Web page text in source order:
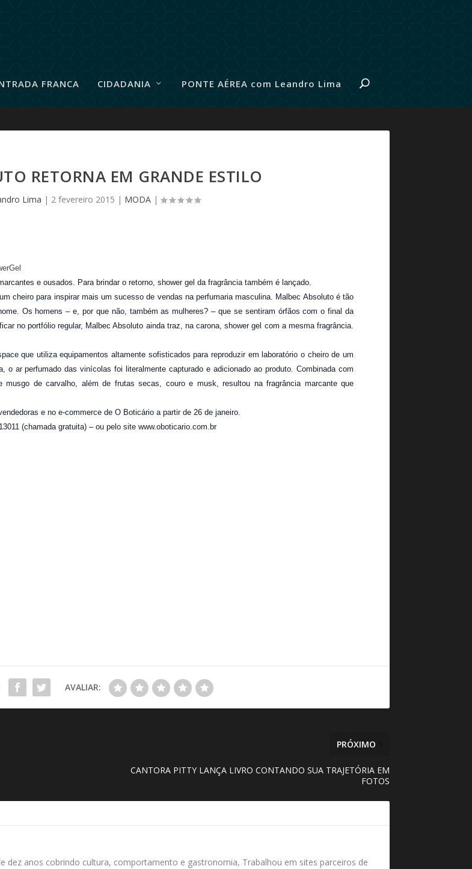
FRANCA CIDADANIA PONTE AÉREA com Leandro Lima
RETORNA EM GRANDE ESTILO
Lima | 2 fevereiro 2015 | MODA|
e ousados. Para brindar o retorno, shower gel da fragrância também é lançado.
cheiro para inspirar mais um sucesso de vendas na perfumaria masculina. Malbec Absoluto é tão
Os homens – e, por que não, também as mulheres? – que se sentiram órfãos com o final da
no portfólio regular, Malbec Absoluto ainda traz, na carona, shower gel com a mesma fragrância.
que utiliza equipamentos altamente sofisticados para reproduzir em laboratório o cheiro de um
ar perfumado das vinícolas foi literalmente capturado e adicionado ao produto. Combinada com
de carvalho, além de frutas secas, couro e musk, resultou na fragrância marcante que
e no e-commerce de O Boticário a partir de 26 de janeiro.
(chamada gratuita) – ou pelo site www.oboticario.com.br
AVALIAR:
PRÓXIMO
CANTORA PITTY LANÇA LIVRO CONTANDO SUA TRAJETÓRIA EM
FOTOS
dez anos cobrindo cultura, comportamento e gastronomia, Trabalhou em sites parceiros de